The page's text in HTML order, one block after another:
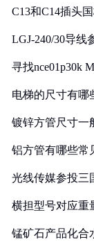
C13和C14插头
LGJ-240/30导线
寻找nce01p30k
电梯的尺寸有哪
镀锌方管尺寸一
铝方管有哪些常
光线传媒参投三
横担型号对应重
锰矿石产品化合